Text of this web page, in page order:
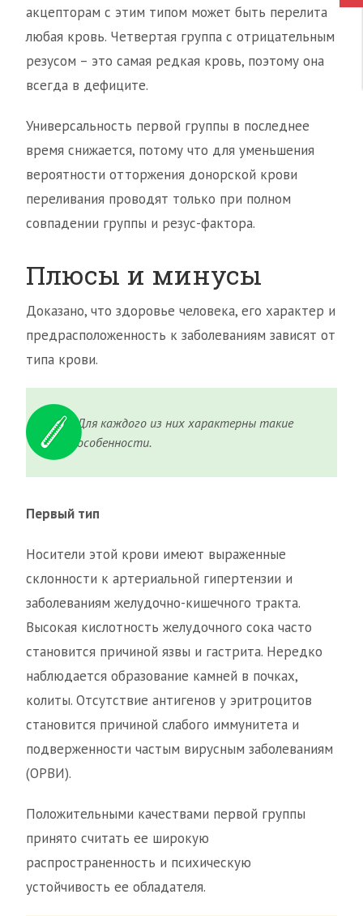
акцепторам с этим типом может быть перелита
любая кровь. Четвертая группа с отрицательным
резусом – это самая редкая кровь, поэтому она
всегда в дефиците.
Универсальность первой группы в последнее
время снижается, потому что для уменьшения
вероятности отторжения донорской крови
переливания проводят только при полном
совпадении группы и резус-фактора.
Плюсы и минусы
Доказано, что здоровье человека, его характер и
предрасположенность к заболеваниям зависят от
типа крови.
Для каждого из них характерны такие
особенности.
Первый тип
Носители этой крови имеют выраженные
склонности к артериальной гипертензии и
заболеваниям желудочно-кишечного тракта.
Высокая кислотность желудочного сока часто
становится причиной язвы и гастрита. Нередко
наблюдается образование камней в почках,
колиты. Отсутствие антигенов у эритроцитов
становится причиной слабого иммунитета и
подверженности частым вирусным заболеваниям
(ОРВИ).
Положительными качествами первой группы
принято считать ее широкую
распространенность и психическую
устойчивость ее обладателя.